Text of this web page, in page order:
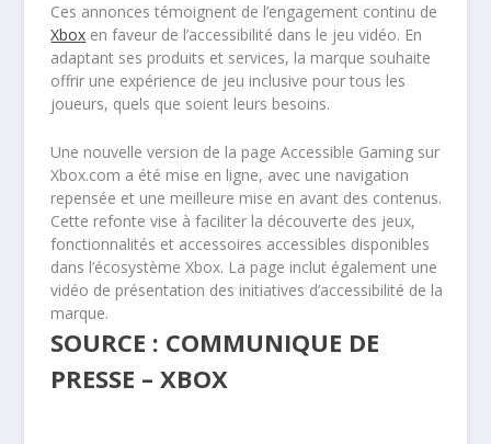
Ces annonces témoignent de l’engagement continu de
Xbox en faveur de l’accessibilité dans le jeu vidéo. En
adaptant ses produits et services, la marque souhaite
offrir une expérience de jeu inclusive pour tous les
joueurs, quels que soient leurs besoins.
Une nouvelle version de la page Accessible Gaming sur
Xbox.com a été mise en ligne, avec une navigation
repensée et une meilleure mise en avant des contenus.
Cette refonte vise à faciliter la découverte des jeux,
fonctionnalités et accessoires accessibles disponibles
dans l’écosystème Xbox. La page inclut également une
vidéo de présentation des initiatives d’accessibilité de la
marque.
SOURCE : COMMUNIQUE DE
PRESSE – XBOX